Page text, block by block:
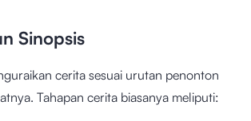
Sinopsis
cerita sesuai urutan penonton
Tahapan cerita biasanya meliputi: